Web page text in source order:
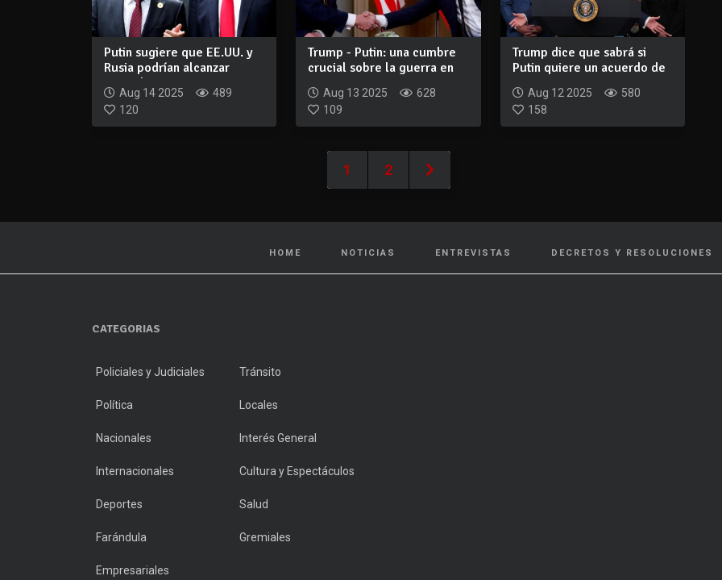
Putin sugiere que EE.UU. y
Rusia podrían alcanzar
acuerdo so...
Aug 14 2025
489
120
Trump - Putin: una cumbre
crucial sobre la guerra en
Aug 13 2025
628
109
Trump dice que sabrá si
Putin quiere un acuerdo de
Aug 12 2025
580
158
1 2
HOME NOTICIAS ENTREVISTAS DECRETOS Y RESOLUCIONES
CATEGORIAS
Policiales y Judiciales Tránsito
Política Locales
Nacionales Interés General
Internacionales Cultura y Espectáculos
Deportes Salud
Farándula Gremiales
Empresariales